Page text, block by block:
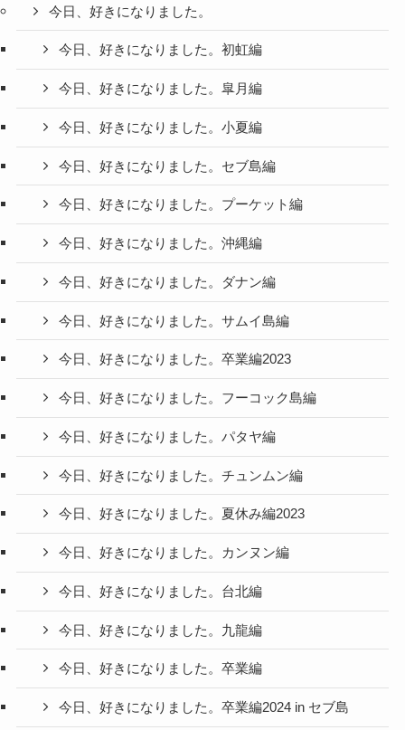
今日、好きになりました。
今日、好きになりました。初虹編
今日、好きになりました。皐月編
今日、好きになりました。小夏編
今日、好きになりました。セブ島編
今日、好きになりました。プーケット編
今日、好きになりました。沖縄編
今日、好きになりました。ダナン編
今日、好きになりました。サムイ島編
今日、好きになりました。卒業編2023
今日、好きになりました。フーコック島編
今日、好きになりました。パタヤ編
今日、好きになりました。チュンムン編
今日、好きになりました。夏休み編2023
今日、好きになりました。カンヌン編
今日、好きになりました。台北編
今日、好きになりました。九龍編
今日、好きになりました。卒業編
今日、好きになりました。卒業編2024 in セブ島